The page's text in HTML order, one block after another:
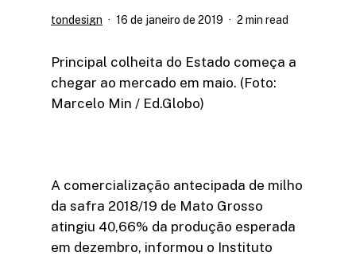
tondesign 16 de janeiro de 2019 2 min read
Principal colheita do Estado começa a
chegar ao mercado em maio. (Foto:
Marcelo Min / Ed.Globo)
A comercialização antecipada de milho
da safra 2018/19 de Mato Grosso
atingiu 40,66% da produção esperada
em dezembro, informou o Instituto